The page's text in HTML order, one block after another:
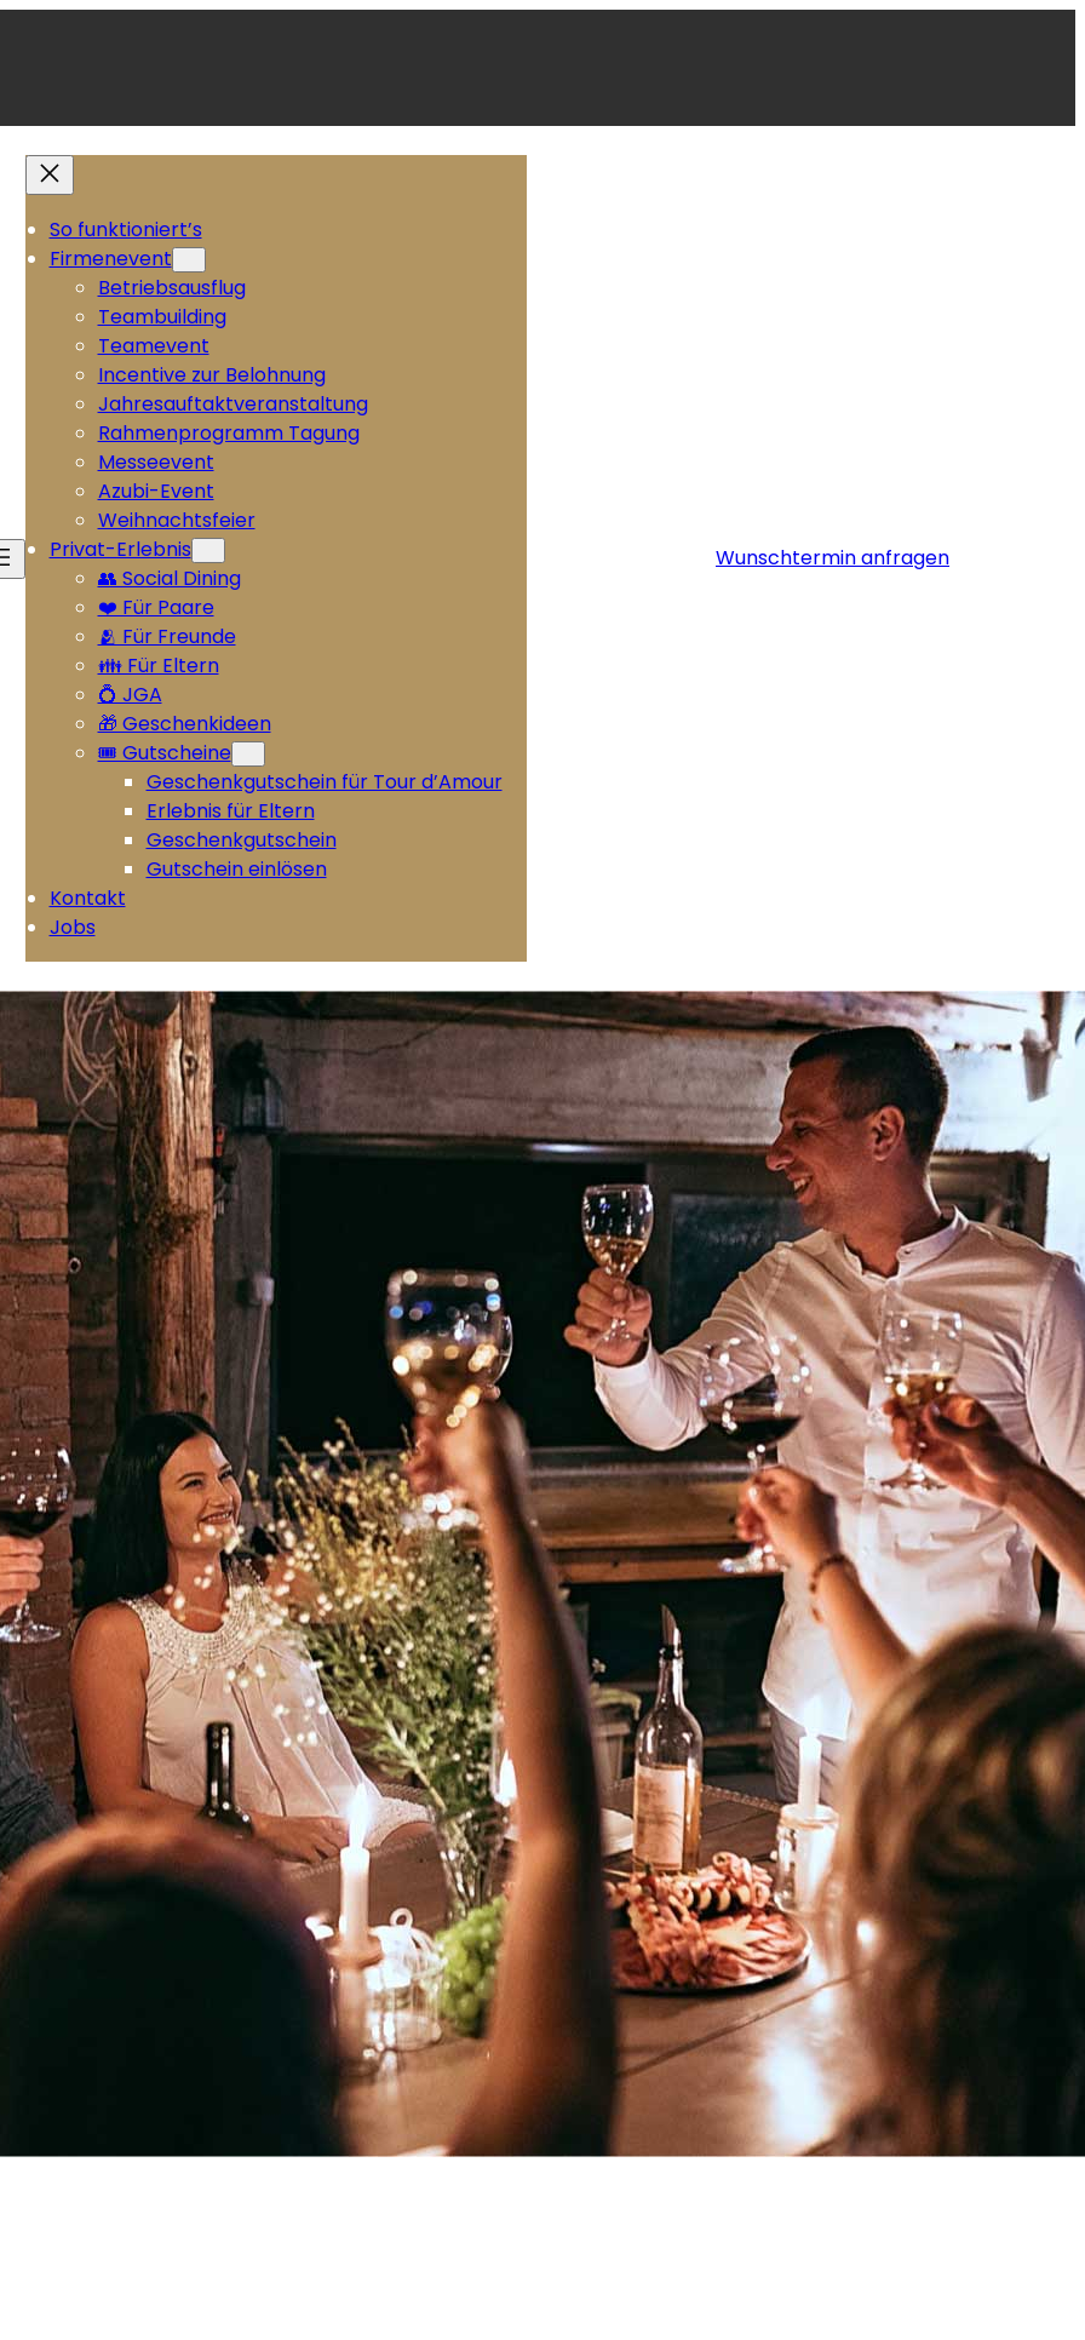
So funktioniert’s
Firmenevent
Betriebsausflug
Teambuilding
Teamevent
Incentive zur Belohnung
Jahresauftaktveranstaltung
Rahmenprogramm Tagung
Messeevent
Azubi-Event
Weihnachtsfeier
Privat-Erlebnis
👥 Social Dining
❤️ Für Paare
🫂 Für Freunde
👪 Für Eltern
💍 JGA
🎁 Geschenkideen
🎟️ Gutscheine
Geschenkgutschein für Tour d’Amour
Erlebnis für Eltern
Geschenkgutschein
Gutschein einlösen
Kontakt
Jobs
Wunschtermin anfragen